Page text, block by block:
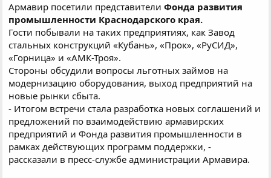
Армавир посетили представителиФонда развития
промышленности Краснодарского края.
Гости побывали на таких предприятиях, как Завод
стальных конструкций «Кубань», «Прок», «РуСИД»,
«Горница» и «АМК-Троя».
Стороны обсудили вопросы льготных займов на
модернизацию оборудования, выход предприятий на
новые рынки сбыта.
- Итогом встречи стала разработка новых соглашений и
предложений по взаимодействию армавирских
предприятий и Фонда развития промышленности в
рамках действующих программ поддержки, -
рассказали в пресс-службе администрации Армавира.